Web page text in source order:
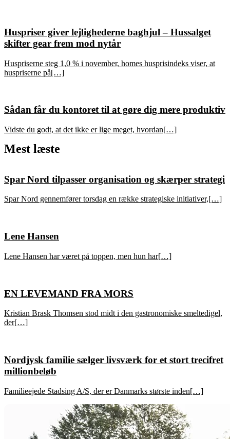
Huspriser giver lejlighederne baghjul – Hussalget
skifter gear frem mod nytår
Huspriserne steg 1,0 % i november, homes husprisindeks viser, at
huspriserne på[…]
Sådan får du kontoret til at gøre dig mere produktiv
Vidste du godt, at det ikke er lige meget, hvordan[…]
Mest læste
Spar Nord tilpasser organisation og skærper strategi
Spar Nord gennemfører torsdag en række strategiske initiativer,[…]
Lene Hansen
Lene Hansen har været på toppen, men hun har[…]
EN LEVEMAND FRA MORS
Kristian Brask Thomsen stod midt i den gastronomiske smeltedigel,
der[…]
Nordjysk familie sælger livsværk for et stort trecifret
millionbeløb
Familieejede Stadsing A/S, der er Danmarks største inden[…]